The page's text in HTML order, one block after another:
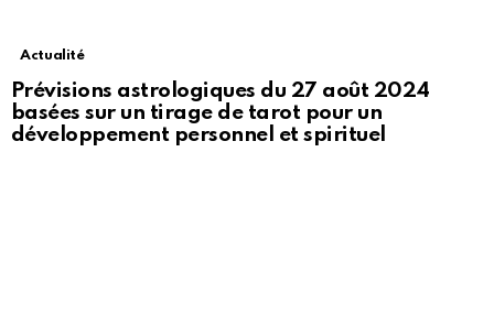
Actualité
Prévisions astrologiques du 27 août 2024
basées sur un tirage de tarot pour un
développement personnel et spirituel